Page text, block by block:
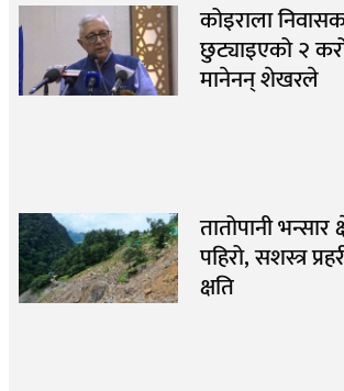
कोइराला
छुट्याइएको २
मानेनन् शेखरले
तातोपानी भन्सार
पहिरो, सशस्त्र
क्षति